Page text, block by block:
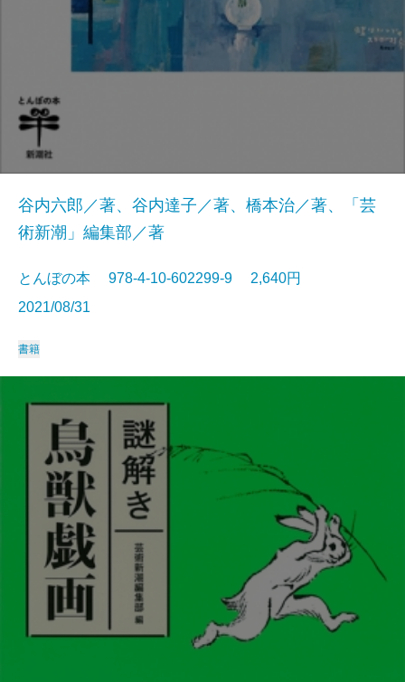
谷内六郎／著、谷内達子／著、橋本治／著、「芸
術新潮」編集部／著
とんぼの本 978-4-10-602299-9 2,640円
2021/08/31
書籍